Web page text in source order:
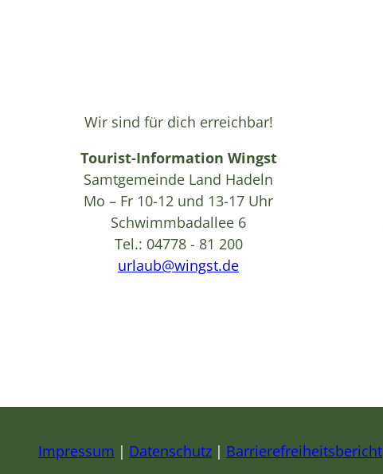
Wir sind für dich erreichbar!
Tourist-Information Wingst
Samtgemeinde Land Hadeln
Mo – Fr 10-12 und 13-17 Uhr
Schwimmbadallee 6
Tel.: 04778 - 81 200
urlaub@wingst.de
Impressum Datenschutz Barrierefreiheitsbericht